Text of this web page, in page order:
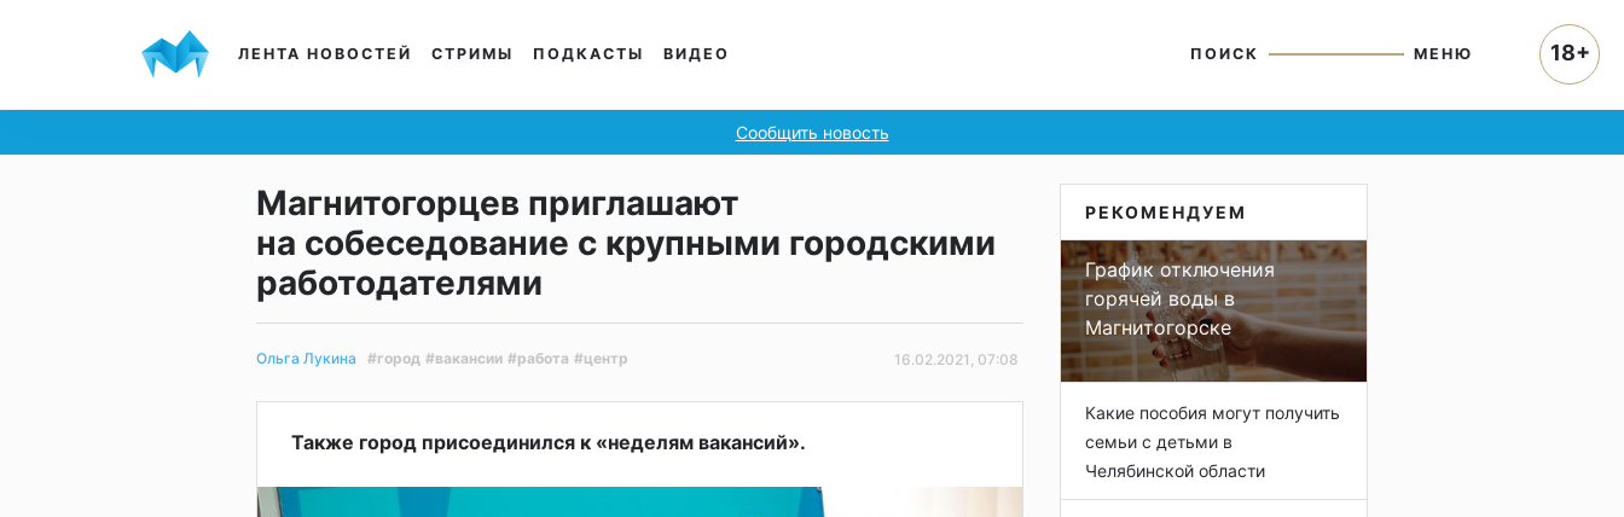
ЛЕНТА НОВОСТЕЙ СТРИМЫ ПОДКАСТЫ ВИДЕО ПОИСК МЕНЮ
Сообщить новость
Магнитогорцев приглашают
на собеседование с крупными городскими
работодателями
Ольга Лукина #город #вакансии #работа #центр 16.02.2021, 07:08
Также город присоединился к «неделям вакансий».
РЕКОМЕНДУЕМ
График отключения
горячей воды в
Магнитогорске
Какие пособия могут получить
семьи с детьми в
Челябинской области
18+